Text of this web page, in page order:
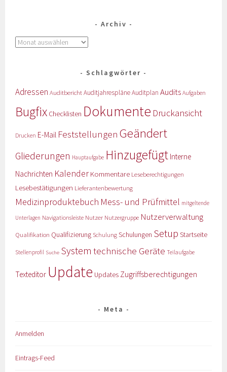
Archiv
Schlagwörter
Adressen AuditberichtAuditjahrespläneAuditplan Audits Aufgaben
Bugfix Checklisten Dokumente Druckansicht
Drucken E-Mail Feststellungen Geändert
Gliederungen Hauptaufgabe Hinzugefügt Interne
Nachrichten KalenderKommentare Leseberechtigungen
Lesebestätigungen Lieferantenbewertung
Medizinproduktebuch Mess- und Prüfmittel mitgeltende
Unterlagen Navigationsleiste Nutzer Nutzergruppe Nutzerverwaltung
Qualifikation Qualifizierung Schulung Schulungen Setup Startseite
Stellenprofil Suche System technische Geräte Teilaufgabe
Texteditor Update Updates Zugriffsberechtigungen
Meta
Anmelden
Eintrags-Feed